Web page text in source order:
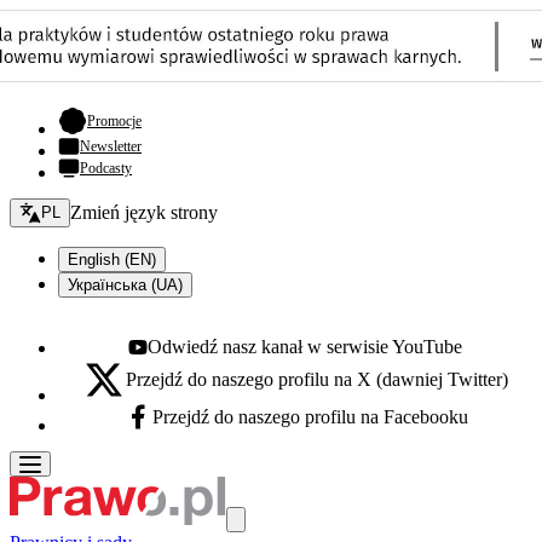
Promocje- otwiera się w nowej karcie
Newsletter
Podcasty
Zmień język - bieżący:
PL Zmień język strony
English (EN)
Українська (UA)
Youtube - otwiera się w nowej karcie
Odwiedź nasz kanał w serwisie YouTube
X - otwiera się w nowej karcie
Przejdź do naszego profilu na X (dawniej Twitter)
Facebook - otwiera się w nowej karcie
Przejdź do naszego profilu na Facebooku